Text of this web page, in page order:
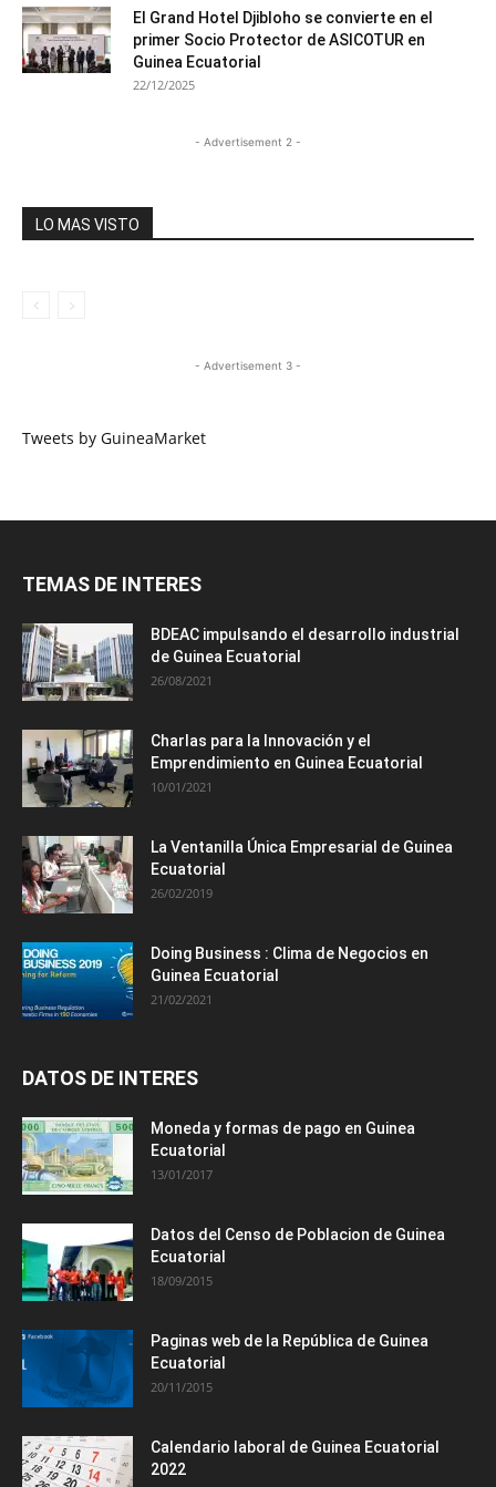
El Grand Hotel Djibloho se convierte en el
primer Socio Protector de ASICOTUR en
Guinea Ecuatorial
22/12/2025
- Advertisement 2 -
LO MAS VISTO
- Advertisement 3 -
Tweets by GuineaMarket
TEMAS DE INTERES
BDEAC impulsando el desarrollo industrial
de Guinea Ecuatorial
26/08/2021
Charlas para la Innovación y el
Emprendimiento en Guinea Ecuatorial
10/01/2021
La Ventanilla Única Empresarial de Guinea
Ecuatorial
26/02/2019
Doing Business : Clima de Negocios en
Guinea Ecuatorial
21/02/2021
DATOS DE INTERES
Moneda y formas de pago en Guinea
Ecuatorial
13/01/2017
Datos del Censo de Poblacion de Guinea
Ecuatorial
18/09/2015
Paginas web de la República de Guinea
Ecuatorial
20/11/2015
Calendario laboral de Guinea Ecuatorial
2022